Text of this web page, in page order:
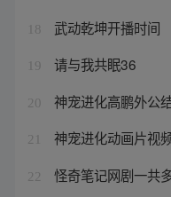
18 武动乾坤开播时间
19 请与我共眠36
20 神宠进化高鹏外公
21 神宠进化动画片视
22 怪奇笔记网剧一共